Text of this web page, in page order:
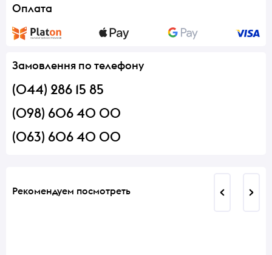
Оплата
Замовлення по телефону
(044) 286 15 85
(098) 606 40 00
(063) 606 40 00
Рекомендуем посмотреть